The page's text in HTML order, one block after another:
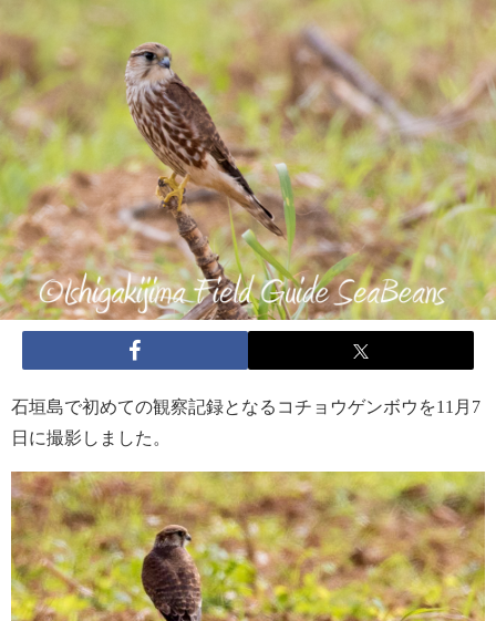
石垣島で初めての観察記録となるコチョウゲンボウを11月7
日に撮影しました。